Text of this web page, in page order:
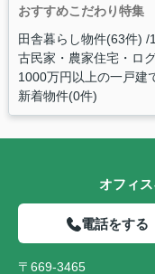
おすすめこだわり特集
田舎暮らし物件(63件)
古民家・農家住宅・ロ
1000万円以上の一戸建
新着物件(0件)
オフィ
電話をする
〒669-3465